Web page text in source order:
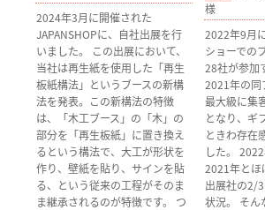
2024年3月に開催された
JAPANSHOPに、自社出展を行
いました。 この出展において、
当社は再生紙を使用した「再生
板紙構法」というブースの新構
法を発表。この新構法の特徴
は、「木工ブース」の「木」の
部分を「再生板紙」に置き換え
るという構法で、大工が形状を
作り、壁紙を貼り、サインを貼
る、という従来の工程がそのま
ま継承されるのが特徴です。 つ
様
2022年9月
ショーでの
28社が参加
2021年の同
最大級に集
となり、ギ
ときわ存在
した。 2022
2021年とほ
出展社の2/
状況。 そん